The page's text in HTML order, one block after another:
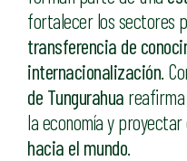
fortalecer los sectores
transferencia de
internacionalización.
de Tungurahua
la economía y proyectar
hacia el mundo.